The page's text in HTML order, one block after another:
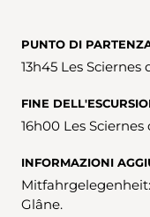
PUNTO DI
13h45 Les
FINE
16h00 Les
INFORMAZIONI
Glâne.